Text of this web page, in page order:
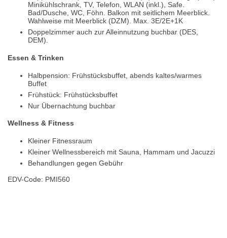
Minikühlschrank, TV, Telefon, WLAN (inkl.), Safe.
Bad/Dusche, WC, Föhn. Balkon mit seitlichem Meerblick.
Wahlweise mit Meerblick (DZM). Max. 3E/2E+1K
Doppelzimmer auch zur Alleinnutzung buchbar (DES,
DEM).
Essen & Trinken
Halbpension: Frühstücksbuffet, abends kaltes/warmes
Buffet
Frühstück: Frühstücksbuffet
Nur Übernachtung buchbar
Wellness & Fitness
Kleiner Fitnessraum
Kleiner Wellnessbereich mit Sauna, Hammam und Jacuzzi
Behandlungen gegen Gebühr
EDV-Code: PMI560